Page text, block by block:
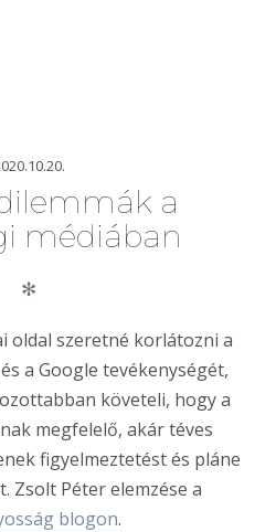
a
médiában
✻
oldal szeretné korlátozni a
a Google tevékenységét,
követeli, hogy a
megfelelő, akár téves
figyelmeztetést és pláne
Zsolt Péter elemzése a
blogon.